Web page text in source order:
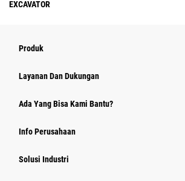
EXCAVATOR
Produk
Layanan Dan Dukungan
Ada Yang Bisa Kami Bantu?
Info Perusahaan
Solusi Industri